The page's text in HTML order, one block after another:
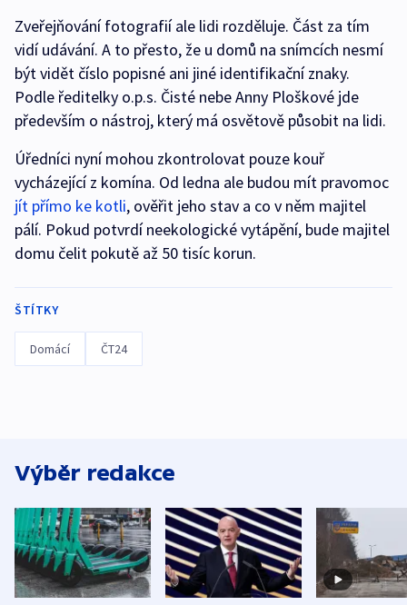
Zveřejňování fotografií ale lidi rozděluje. Část za tím
vidí udávání. A to přesto, že u domů na snímcích nesmí
být vidět číslo popisné ani jiné identifikační znaky.
Podle ředitelky o.p.s. Čisté nebe Anny Ploškové jde
především o nástroj, který má osvětově působit na lidi.
Úředníci nyní mohou zkontrolovat pouze kouř
vycházející z komína. Od ledna ale budou mít pravomoc
jít přímo ke kotli, ověřit jeho stav a co v něm majitel
pálí. Pokud potvrdí neekologické vytápění, bude majitel
domu čelit pokutě až 50 tisíc korun.
ŠTÍTKY
Domácí ČT24
Výběr redakce